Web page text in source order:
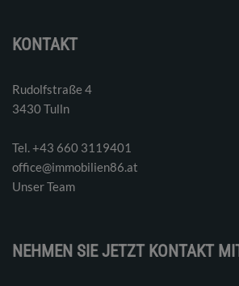
KONTAKT
Rudolfstraße 4
3430 Tulln
Tel. ‭+43 660 3119401‬
office@immobilien86.at
Unser Team
NEHMEN SIE JETZT KONTAKT